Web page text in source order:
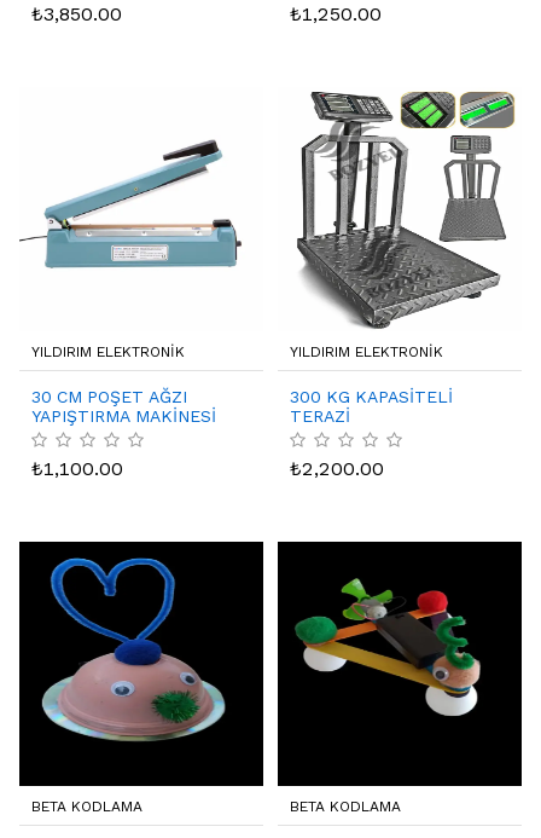
₺3,850.00 ₺1,250.00
YILDIRIM ELEKTRONİK
30 CM POŞET AĞZI
YAPIŞTIRMA MAKİNESİ
₺1,100.00
YILDIRIM ELEKTRONİK
300 KG KAPASİTELİ
TERAZİ
₺2,200.00
BETA KODLAMA BETA KODLAMA